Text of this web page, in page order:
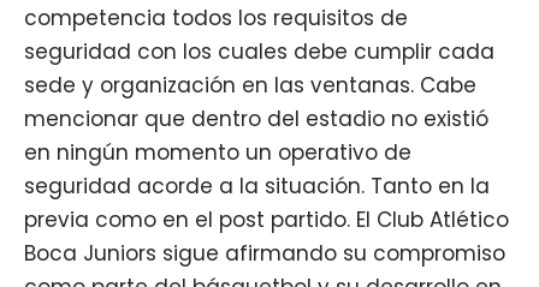
competencia todos los requisitos de
seguridad con los cuales debe cumplir cada
sede y organización en las ventanas. Cabe
mencionar que dentro del estadio no existió
en ningún momento un operativo de
seguridad acorde a la situación. Tanto en la
previa como en el post partido. El Club Atlético
Boca Juniors sigue afirmando su compromiso